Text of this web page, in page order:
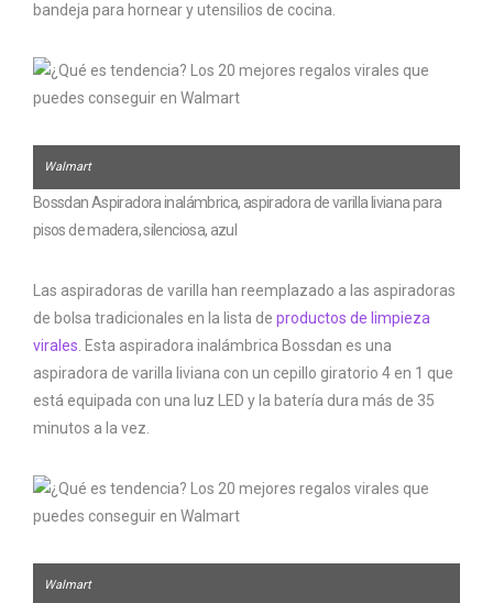
bandeja para hornear y utensilios de cocina.
Walmart
Bossdan Aspiradora inalámbrica, aspiradora de varilla liviana para
pisos de madera, silenciosa, azul
Las aspiradoras de varilla han reemplazado a las aspiradoras
de bolsa tradicionales en la lista de productos de limpieza
virales. Esta aspiradora inalámbrica Bossdan es una
aspiradora de varilla liviana con un cepillo giratorio 4 en 1 que
está equipada con una luz LED y la batería dura más de 35
minutos a la vez.
Walmart